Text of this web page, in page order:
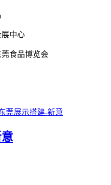
中心
食品博览会